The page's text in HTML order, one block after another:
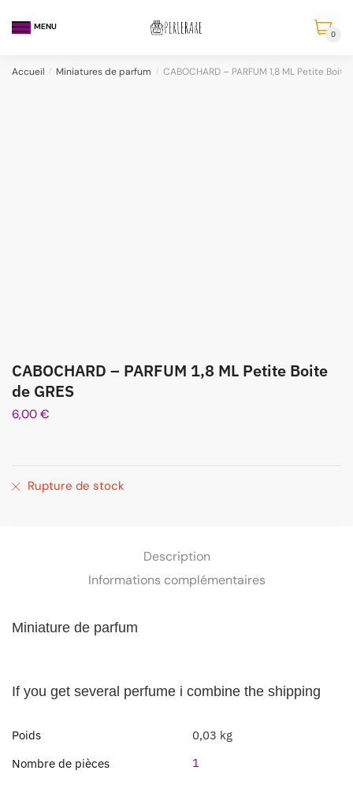
MENU
0
Accueil / Miniatures de parfum / CABOCHARD – PARFUM 1,8 ML Petite Boite
CABOCHARD – PARFUM 1,8 ML Petite Boite
de GRES
6,00 €
Rupture de stock
Description
Informations complémentaires
Miniature de parfum
If you get several perfume i combine the shipping
Poids
0,03 kg
Nombre de pièces
1